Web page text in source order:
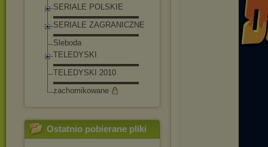
SERIALE POLSKIE
▬▬▬▬▬▬▬▬▬▬▬
SERIALE ZAGRANICZNE
▬▬▬▬▬▬▬▬▬▬▬
Sleboda
TELEDYSKI
▬▬▬▬▬▬▬▬▬▬▬
TELEDYSKI 2010
▬▬▬▬▬▬▬▬▬▬▬
zachomikowane
Ostatnio pobierane pliki